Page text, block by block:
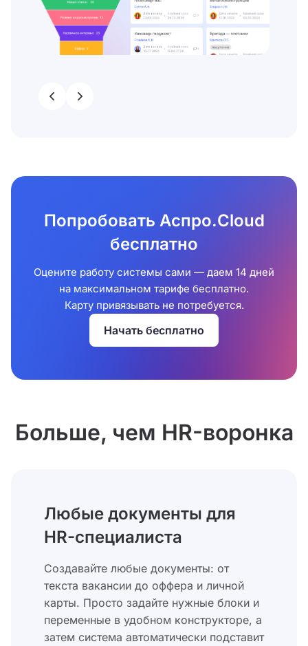
Попробовать Аспро.Cloud
бесплатно
Оцените работу системы сами — даем 14 дней
на максимальном тарифе бесплатно.
Карту привязывать не потребуется.
Начать бесплатно
Больше, чем HR-воронка
Любые документы для
HR-специалиста
Создавайте любые документы: от
текста вакансии до оффера и личной
карты. Просто задайте нужные блоки и
переменные в удобном конструкторе, а
затем система автоматически подставит